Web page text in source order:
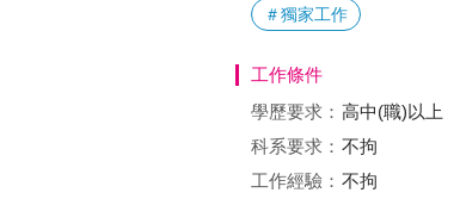
＃獨家工作
工作條件
學歷要求： 高中(職)以上
科系要求： 不拘
工作經驗： 不拘